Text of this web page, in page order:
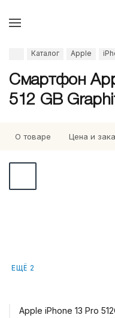
Каталог Apple
Смартфон
512 GB
О товаре Цена и
ЕЩЁ 2
Apple iPhone 13 Pro